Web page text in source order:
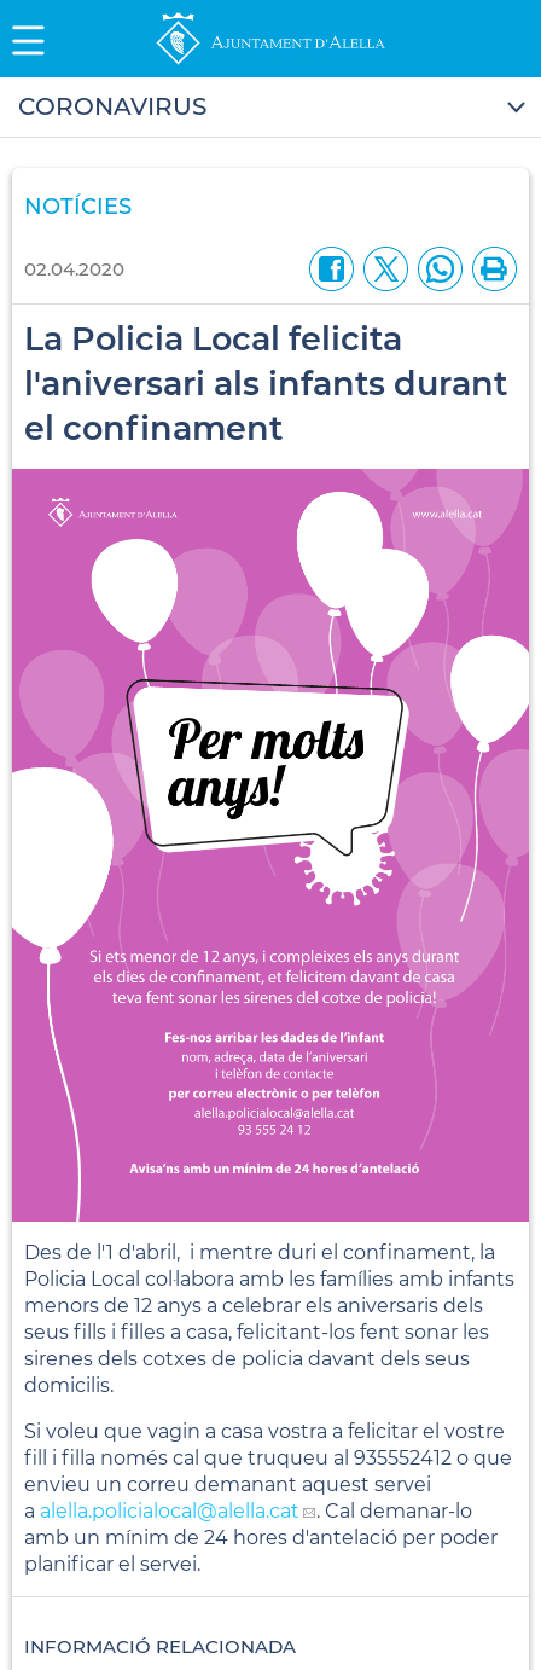
CORONAVIRUS
NOTÍCIES
02.04.2020
La Policia Local felicita
l'aniversari als infants durant
el confinament
Des de l'1 d'abril, i mentre duri el confinament, la
Policia Local col·labora amb les famílies amb infants
menors de 12 anys a celebrar els aniversaris dels
seus fills i filles a casa, felicitant-los fent sonar les
sirenes dels cotxes de policia davant dels seus
domicilis.
Si voleu que vagin a casa vostra a felicitar el vostre
fill i filla només cal que truqueu al 935552412 o que
envieu un correu demanant aquest servei
a alella.policialocal @alella.cat
. Cal demanar-lo
amb un mínim de 24 hores d'antelació per poder
planificar el servei.
INFORMACIÓ RELACIONADA